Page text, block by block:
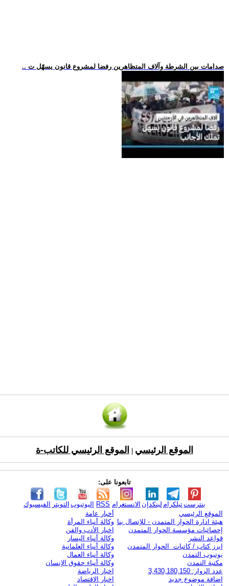
.. صدامات بين الشرطة وآلاف المتظاهرين رفضا لمشروع قانون يسهّل ت
الموقع الرئيسي الموقع الرئيسي للكاتب-ة
تابعونا على:
الفيسبوك التويتر اليوتيوب RSS الانستغرام لينكدإن تيلكرامبنترست
الموقع الرئيسي
هيئة ادارة الحوار المتمدن - للإتصال بنا
إحصائيات مؤسسة الحوار المتمدن
قواعد النشر
ابرز كتاب / كاتبات الحوار المتمدن
يوتيوب التمدن
مكتبة التمدن
عدد الزوار: 3,430,180,150
اضافة موضوع جديد
أخبار عامة
وكالة أنباء المرأة
اخبار الأدب والفن
وكالة أنباء اليسار
وكالة أنباء العلمانية
وكالة أنباء العمال
وكالة أنباء حقوق الإنسان
اخبار الرياضة
اخبار الاقتصاد